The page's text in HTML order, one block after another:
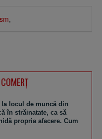
,
la locul de muncă din
în străinatate, ca să
propria afacere. Cum